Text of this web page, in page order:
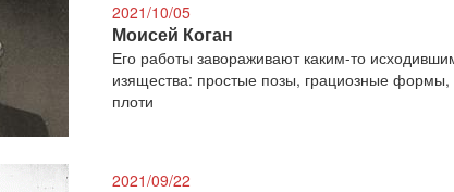
2021/10/05
Моисей Коган
Его работы завораживают каким-то
изящества: простые позы, грациозные
плоти
2021/09/22